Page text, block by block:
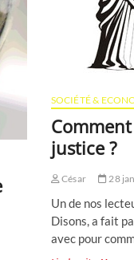
SOCIÉTÉ &
justice ?
César 28
Un de nos
Disons, a fait
avec pour